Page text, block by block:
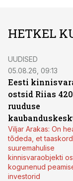
HETKEL
UUDISED
05.08.26, 09:13
Eesti
ostsid Riias
ruuduse
Viljar Arakas: On
tõdeda, et
suuremahulise
kinnisvaraobjekti
kogunenud
investorid